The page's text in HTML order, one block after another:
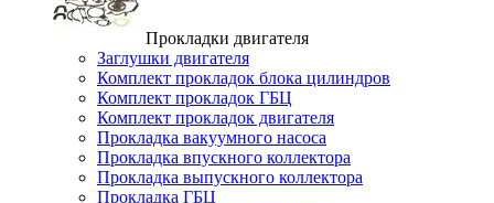
Прокладки двигателя
Заглушки двигателя
Комплект прокладок блока цилиндров
Комплект прокладок ГБЦ
Комплект прокладок двигателя
Прокладка вакуумного насоса
Прокладка впускного коллектора
Прокладка выпускного коллектора
Прокладка ГБЦ